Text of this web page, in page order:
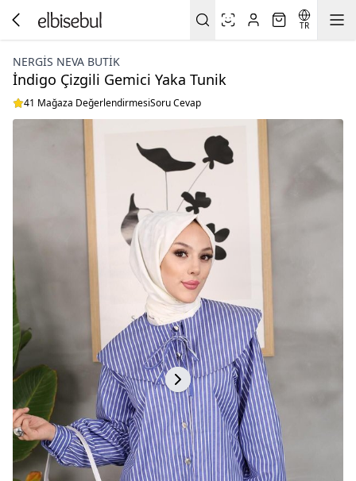
TR
NERGIS NEVA BUTIK
İndigo Çizgili Gemici Yaka Tunik
41 Mağaza DeğerlendirmesiSoru Cevap